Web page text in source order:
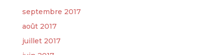
septembre 2017
août 2017
juillet 2017